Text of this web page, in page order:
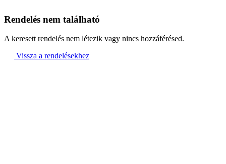
Rendelés nem található
A keresett rendelés nem létezik vagy nincs hozzáférésed.
Vissza a rendelésekhez